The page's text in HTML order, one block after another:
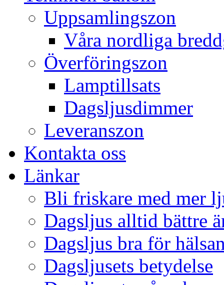
Uppsamlingszon
Våra nordliga
Överföringszon
Lamptillsats
Dagsljusdimmer
Leveranszon
Kontakta oss
Länkar
Bli friskare med mer
Dagsljus alltid bättre
Dagsljus bra för
Dagsljusets betydelse